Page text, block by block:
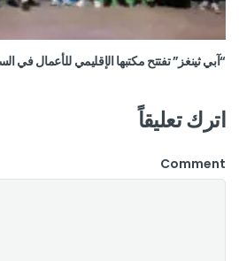
“آبي ثينغز” تفتتح مكتبها الإقليمي للأعمال في
اترك تعليقاً
Comment